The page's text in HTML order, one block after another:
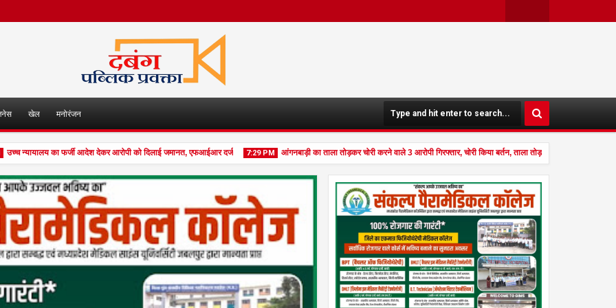
खेल मनोरंजन
का फर्जी आदेश देकर आरोपी को दिलाई जमानत, एफआईआर दर्ज 7:29 PM
06 Aug
2026
आंगनबाड़ी का ताला तोड़कर चोरी करने वाले 3 आरोपी गिरफ्तार, चोरी किया बर्तन, ताला तोड़ने के औजार जप्त